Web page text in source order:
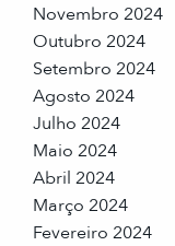
Novembro 2024
Outubro 2024
Setembro 2024
Agosto 2024
Julho 2024
Maio 2024
Abril 2024
Março 2024
Fevereiro 2024